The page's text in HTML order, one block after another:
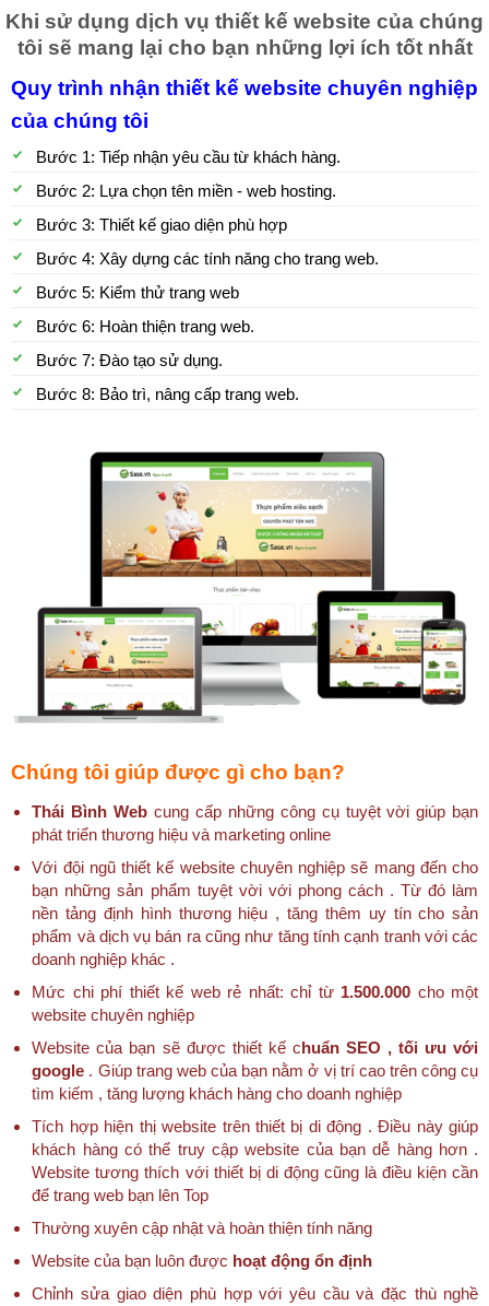
Khi sử dụng dịch vụ thiết kế website của chúng
tôi sẽ mang lại cho bạn những lợi ích tốt nhất
Quy trình nhận thiết kế website chuyên nghiệp
của chúng tôi
Bước 1: Tiếp nhận yêu cầu từ khách hàng.
Bước 2: Lựa chọn tên miền - web hosting.
Bước 3: Thiết kế giao diện phù hợp
Bước 4: Xây dựng các tính năng cho trang web.
Bước 5: Kiểm thử trang web
Bước 6: Hoàn thiện trang web.
Bước 7: Đào tạo sử dụng.
Bước 8: Bảo trì, nâng cấp trang web.
Chúng tôi giúp được gì cho bạn?
Thái Bình Web cung cấp những công cụ tuyệt vời giúp bạn
phát triển thương hiệu và marketing online
Với đội ngũ thiết kế website chuyên nghiệp sẽ mang đến cho
bạn những sản phẩm tuyệt vời với phong cách . Từ đó làm
nền tảng định hình thương hiệu , tăng thêm uy tín cho sản
phẩm và dịch vụ bán ra cũng như tăng tính cạnh tranh với các
doanh nghiệp khác .
Mức chi phí thiết kế web rẻ nhất: chỉ từ 1.500.000 cho một
website chuyên nghiệp
Website của bạn sẽ được thiết kế chuẩn SEO , tối ưu với
google . Giúp trang web của bạn nằm ở vị trí cao trên công cụ
tìm kiếm , tăng lượng khách hàng cho doanh nghiệp
Tích hợp hiện thị website trên thiết bị di động . Điều này giúp
khách hàng có thể truy cập website của bạn dễ hàng hơn .
Website tương thích với thiết bị di động cũng là điều kiện cần
để trang web bạn lên Top
Thường xuyên cập nhật và hoàn thiện tính năng
Website của bạn luôn được hoạt động ổn định
Chỉnh sửa giao diện phù hợp với yêu cầu và đặc thù nghề